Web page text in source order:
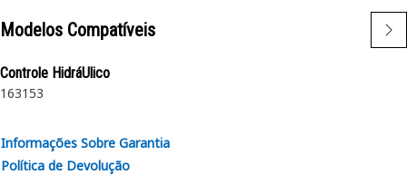
Modelos Compatíveis
Controle HidráUlico
163153
Informações Sobre Garantia
Política de Devolução